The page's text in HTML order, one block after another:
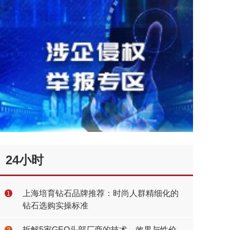
24小时
1
上海培育钻石品牌推荐：时尚人群精细化的
钻石选购实操标准